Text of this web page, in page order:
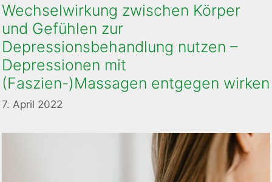
Wechselwirkung zwischen Körper
und Gefühlen zur
Depressionsbehandlung nutzen –
Depressionen mit
(Faszien-)Massagen entgegen wirken
7. April 2022